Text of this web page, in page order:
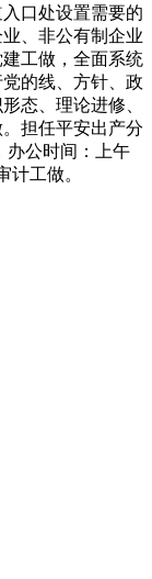
口处设置需要的
、非公有制企业
工做，全面系统
的线、方针、政
态、理论进修、
担任平安出产分
办公时间：上午
计工做。